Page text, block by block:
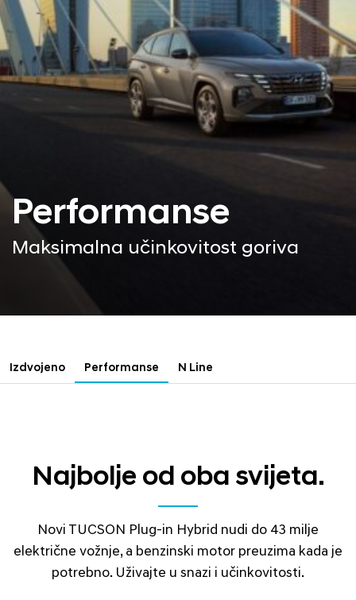
Performanse
Maksimalna učinkovitost goriva
Izdvojeno Performanse N Line
Najbolje od oba svijeta.
Novi TUCSON Plug-in Hybrid nudi do 43 milje
električne vožnje, a benzinski motor preuzima kada je
potrebno. Uživajte u snazi i učinkovitosti.